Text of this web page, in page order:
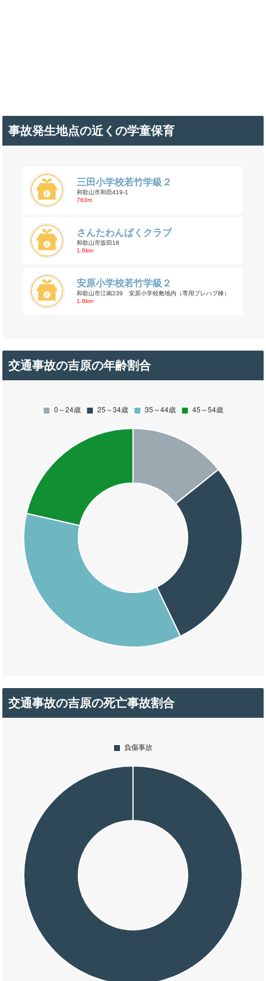
事故発生地点の近くの学童保育
三田小学校若竹学級２
和歌山市和田419-1
763m
さんたわんぱくクラブ
和歌山市坂田18
1.6km
安原小学校若竹学級２
和歌山市江南239 安原小学校敷地内（専用プレハブ棟）
1.8km
交通事故の吉原の年齢割合
交通事故の吉原の死亡事故割合